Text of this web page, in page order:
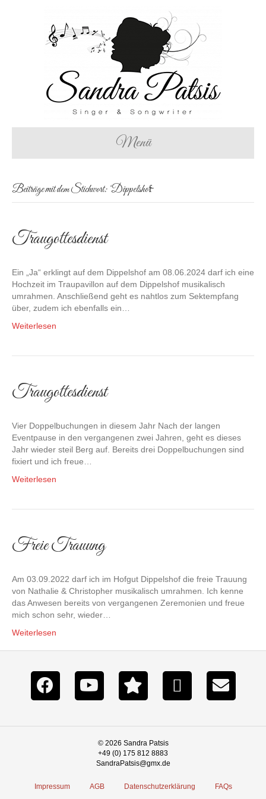
Menü
Beiträge mit dem Stichwort: ‘Dippelshof̵
Traugottesdienst
Ein „Ja“ erklingt auf dem Dippelshof am 08.06.2024 darf ich eine
Hochzeit im Traupavillon auf dem Dippelshof musikalisch
umrahmen. Anschließend geht es nahtlos zum Sektempfang
über, zudem ich ebenfalls ein…
Weiterlesen
Traugottesdienst
Vier Doppelbuchungen in diesem Jahr Nach der langen
Eventpause in den vergangenen zwei Jahren, geht es dieses
Jahr wieder steil Berg auf. Bereits drei Doppelbuchungen sind
fixiert und ich freue…
Weiterlesen
Freie Trauung
Am 03.09.2022 darf ich im Hofgut Dippelshof die freie Trauung
von Nathalie & Christopher musikalisch umrahmen. Ich kenne
das Anwesen bereits von vergangenen Zeremonien und freue
mich schon sehr, wieder…
Weiterlesen
© 2026 Sandra Patsis
+49 (0) 175 812 8883
SandraPatsis@gmx.de
Impressum AGB Datenschutzerklärung FAQs